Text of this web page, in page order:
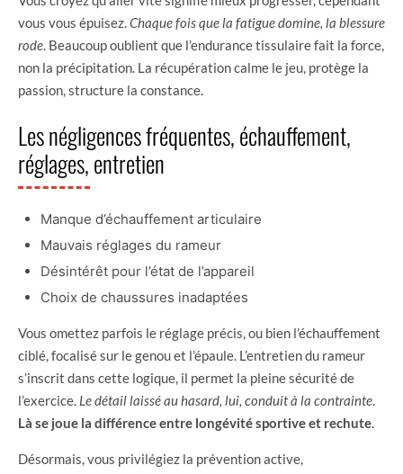
vous vous épuisez. Chaque fois que la fatigue domine, la blessure
rode . Beaucoup oublient que l’endurance tissulaire fait la force,
non la précipitation. La récupération calme le jeu, protège la
passion, structure la constance.
Les négligences fréquentes, échauffement,
réglages, entretien
Manque d’échauffement articulaire
Mauvais réglages du rameur
Désintérêt pour l’état de l’appareil
Choix de chaussures inadaptées
Vous omettez parfois le réglage précis, ou bien l’échauffement
ciblé, focalisé sur le genou et l’épaule. L’entretien du rameur
s’inscrit dans cette logique, il permet la pleine sécurité de
l’exercice. Le détail laissé au hasard, lui, conduit à la contrainte
Là se joue la différence entre longévité sportive et rechute
Désormais, vous privilégiez la prévention active,